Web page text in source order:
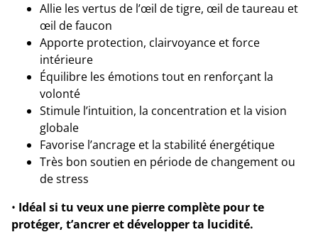
Allie les vertus de l’œil de tigre, œil de taureau et
œil de faucon
Apporte protection, clairvoyance et force
intérieure
Équilibre les émotions tout en renforçant la
volonté
Stimule l’intuition, la concentration et la vision
globale
Favorise l’ancrage et la stabilité énergétique
Très bon soutien en période de changement ou
de stress
• Idéal si tu veux une pierre complète pour te
protéger, t’ancrer et développer ta lucidité.